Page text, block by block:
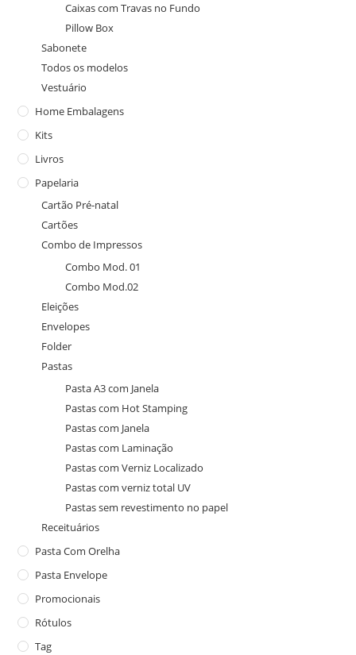
Caixas com Travas no Fundo
Pillow Box
Sabonete
Todos os modelos
Vestuário
Home Embalagens
Kits
Livros
Papelaria
Cartão Pré-natal
Cartões
Combo de Impressos
Combo Mod. 01
Combo Mod.02
Eleições
Envelopes
Folder
Pastas
Pasta A3 com Janela
Pastas com Hot Stamping
Pastas com Janela
Pastas com Laminação
Pastas com Verniz Localizado
Pastas com verniz total UV
Pastas sem revestimento no papel
Receituários
Pasta Com Orelha
Pasta Envelope
Promocionais
Rótulos
Tag